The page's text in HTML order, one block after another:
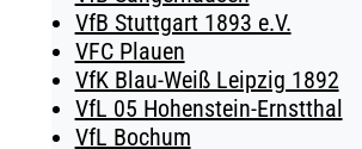
VfB Stuttgart 1893 e.V.
VFC Plauen
VfK Blau-Weiß Leipzig 1892
VfL 05 Hohenstein-Ernstthal
VfL Bochum